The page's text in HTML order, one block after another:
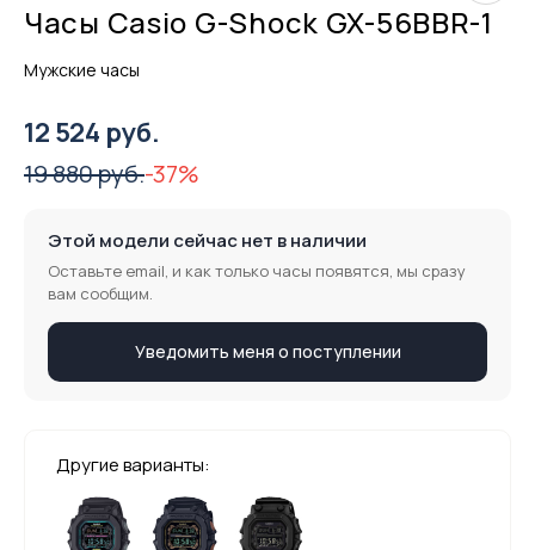
Часы Casio G-Shock GX-56BBR-1
Мужские часы
12 524 руб.
19 880 руб.-37%
Этой модели сейчас нет в наличии
Оставьте email, и как только часы появятся, мы сразу
вам сообщим.
Уведомить меня о поступлении
Другие варианты: